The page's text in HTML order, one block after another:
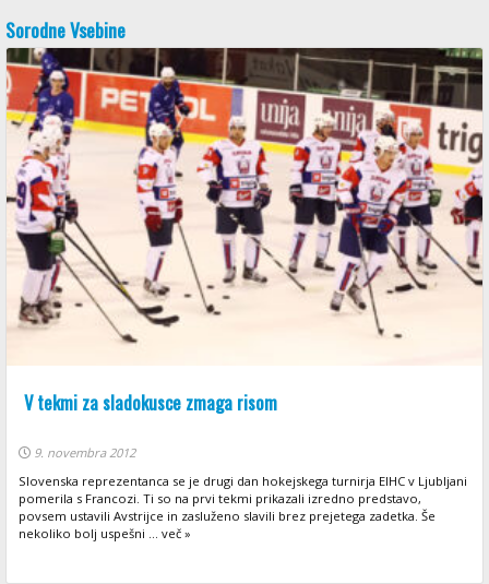
Sorodne Vsebine
V tekmi za sladokusce zmaga risom
9. novembra 2012
Slovenska reprezentanca se je drugi dan hokejskega turnirja EIHC v Ljubljani
pomerila s Francozi. Ti so na prvi tekmi prikazali izredno predstavo,
povsem ustavili Avstrijce in zasluženo slavili brez prejetega zadetka. Še
nekoliko bolj uspešni ... več »